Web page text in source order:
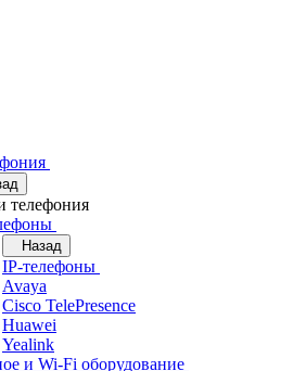
телефония
Назад
IP-телефоны
Avaya
Cisco TelePresence
Huawei
Yealink
и Wi-Fi оборудование